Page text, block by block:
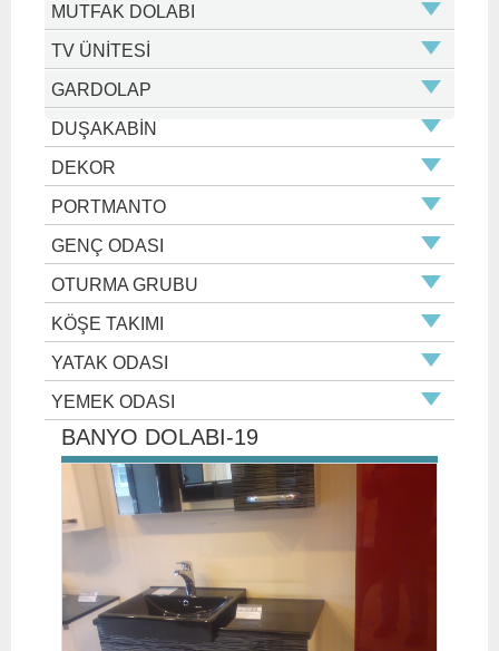
MUTFAK DOLABI
TV ÜNİTESİ
GARDOLAP
DUŞAKABİN
DEKOR
PORTMANTO
GENÇ ODASI
OTURMA GRUBU
KÖŞE TAKIMI
YATAK ODASI
YEMEK ODASI
BANYO DOLABI-19